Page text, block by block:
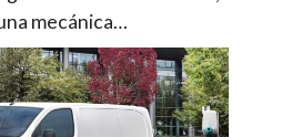
mecánica…